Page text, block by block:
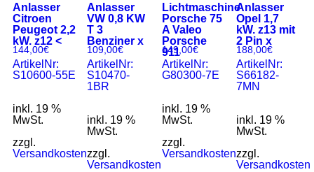
Anlasser
Citroen
Peugeot 2,2
kW. z12 <
144,00€
ArtikelNr:
S10600-55E
inkl. 19 %
MwSt.
zzgl.
Versandkosten
Anlasser
VW 0,8 KW
T 3
Benziner x
109,00€
ArtikelNr:
S10470-
1BR
inkl. 19 %
MwSt.
zzgl.
Versandkosten
Lichtmaschine
Porsche 75
A Valeo
Porsche
911
149,00€
ArtikelNr:
G80300-7E
inkl. 19 %
MwSt.
zzgl.
Versandkosten
Anlasser
Opel 1,7
kW. z13 mit
2 Pin x
188,00€
ArtikelNr:
S66182-
7MN
inkl. 19 %
MwSt.
zzgl.
Versandkosten